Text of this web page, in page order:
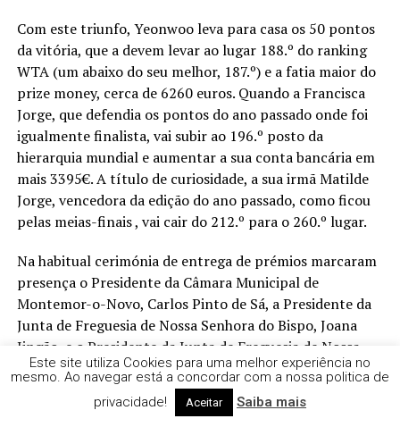
Com este triunfo, Yeonwoo leva para casa os 50 pontos
da vitória, que a devem levar ao lugar 188.º do ranking
WTA (um abaixo do seu melhor, 187.º) e a fatia maior do
prize money, cerca de 6260 euros. Quando a Francisca
Jorge, que defendia os pontos do ano passado onde foi
igualmente finalista, vai subir ao 196.º posto da
hierarquia mundial e aumentar a sua conta bancária em
mais 3395€. A título de curiosidade, a sua irmã Matilde
Jorge, vencedora da edição do ano passado, como ficou
pelas meias-finais , vai cair do 212.º para o 260.º lugar.
Na habitual cerimónia de entrega de prémios marcaram
presença o Presidente da Câmara Municipal de
Montemor-o-Novo, Carlos Pinto de Sá, a Presidente da
Junta de Freguesia de Nossa Senhora do Bispo, Joana
Jingão, e o Presidente da Junta de Freguesia de Nossa
Senhora da Vila, André Banha, para além dos
representantes do Agrupamento de Escolas de
Montemor-o-Novo, João Veiga e Alice Gomes, o
Este site utiliza Cookies para uma melhor experiência no
mesmo. Ao navegar está a concordar com a nossa politica de
privacidade!
Aceitar Saiba mais